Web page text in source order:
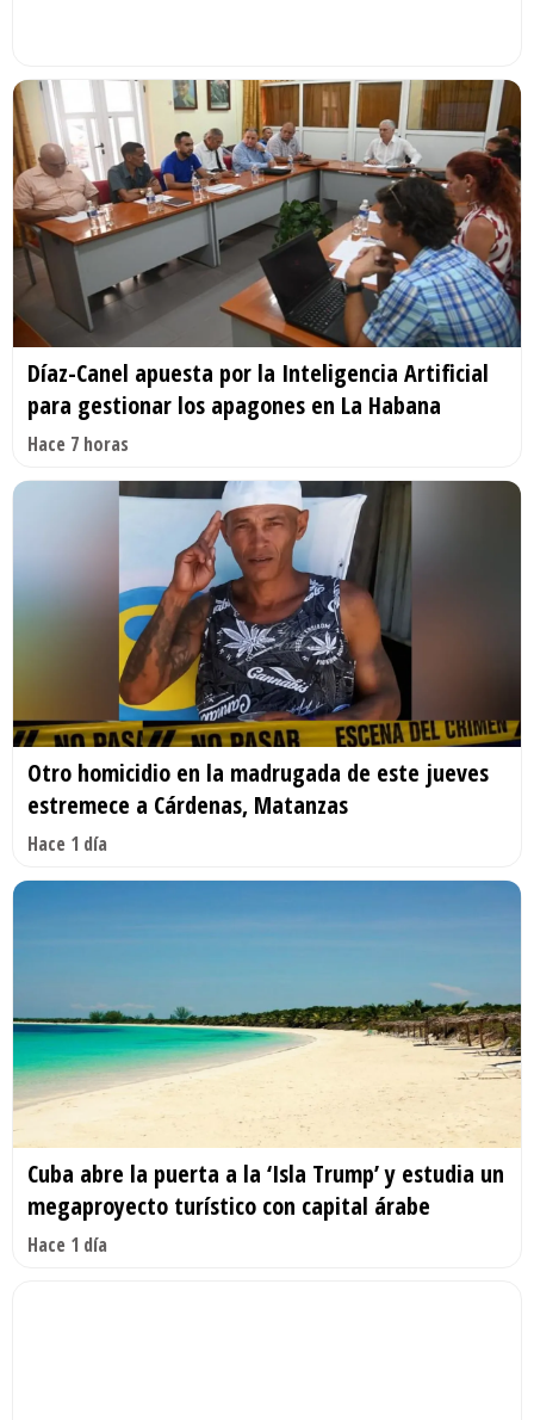
Díaz-Canel apuesta por la Inteligencia Artificial
para gestionar los apagones en La Habana
Hace 7 horas
Otro homicidio en la madrugada de este jueves
estremece a Cárdenas, Matanzas
Hace 1 día
Cuba abre la puerta a la ‘Isla Trump’ y estudia un
megaproyecto turístico con capital árabe
Hace 1 día